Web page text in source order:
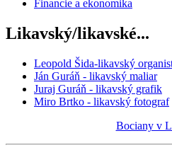
Financie a ekonomika
Likavský/likavské...
Leopold Šida-likavský
Ján Guráň - likavský maliar
Juraj Guráň - likavský grafik
Miro Brtko - likavský fotograf
Bociany v